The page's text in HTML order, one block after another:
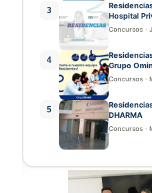
3
Hospital
Concursos ·
4
Grupo
Concursos ·
5
DHARMA
Concursos ·